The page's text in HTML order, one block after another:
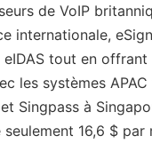
de VoIP
internationale,
eIDAS tout en
les systèmes
Singpass à
16,6 $ par